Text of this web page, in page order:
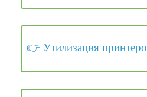
Утилизация